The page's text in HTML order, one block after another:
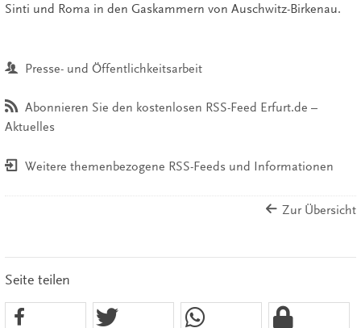
Sinti und Roma in den Gaskammern von Auschwitz-Birkenau.
Presse- und Öffentlichkeitsarbeit
Abonnieren Sie den kostenlosen RSS-Feed Erfurt.de –
Aktuelles
Weitere themenbezogene RSS-Feeds und Informationen
Zur Übersicht
Seite teilen